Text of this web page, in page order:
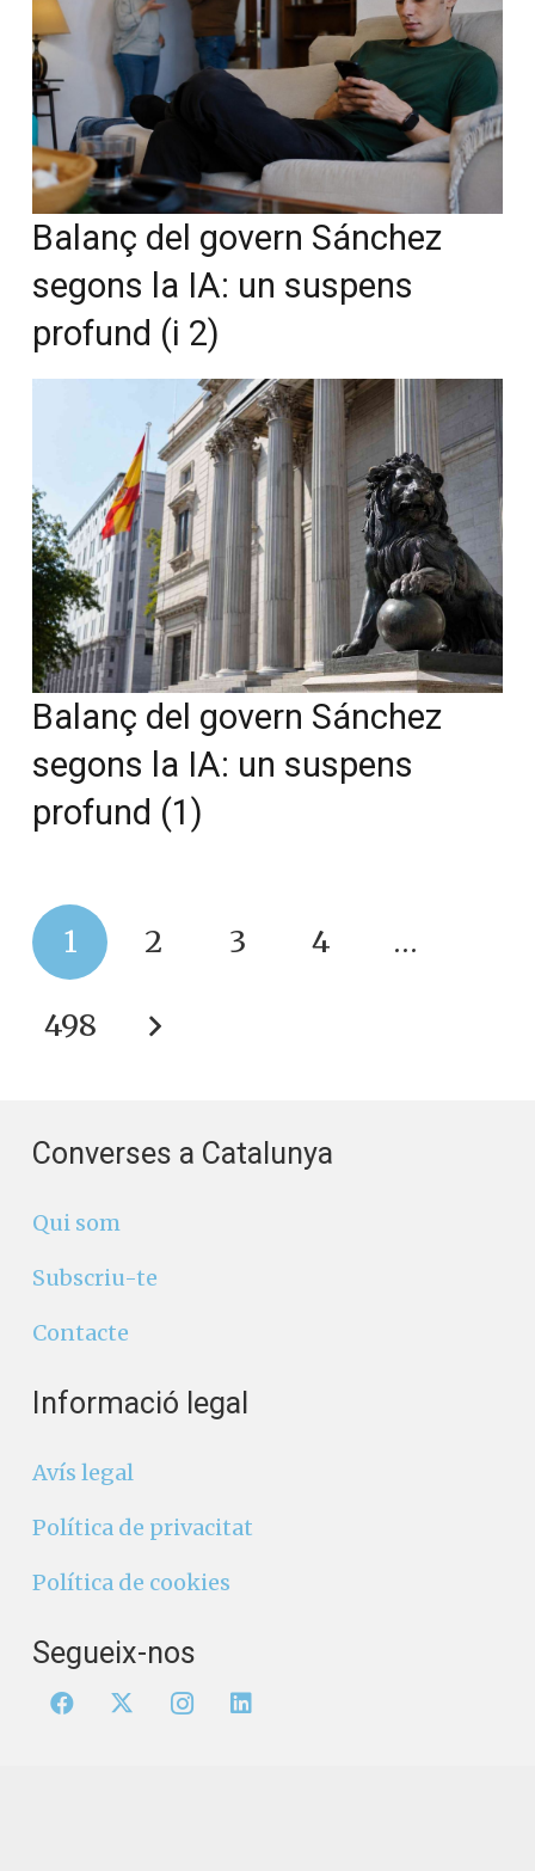
Balanç del govern Sánchez
segons la IA: un suspens
profund (i 2)
Balanç del govern Sánchez
segons la IA: un suspens
profund (1)
1 2 3 4 …
498
Converses a Catalunya
Qui som
Subscriu-te
Contacte
Informació legal
Avís legal
Política de privacitat
Política de cookies
Segueix-nos